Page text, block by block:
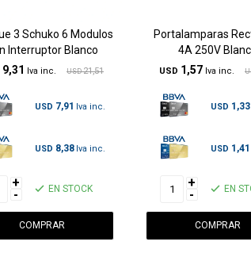
3 Schuko 6 Modulos
Interruptor Blanco
9,31 USD 21,51
USD 7,91
USD 8,38
+
- EN STOCK
Portalamparas
4A 250V
USD 1,57
USD 1,33
USD 1,41
+
- EN